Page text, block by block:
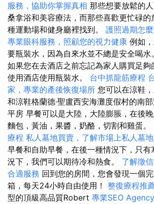
服務，協助你掌握真相 那些想要放鬆的
桑拿浴和美容療法，而那些喜歡更忙碌的
種運動場和健身廳裡找到。 護照過期怎
專業眼科服務，照顧您的視力健康 例如
要瓶裝水，因為自來水並不總是安全喝水
如果您在去酒店之前忘記為家人購買足夠
使用酒店使用瓶裝水。 台中抓龍筋療程
家，專業的產後恢復場所 您可以在涼鞋
和涼鞋格蘭德·聖盧西安海灘度假村的南
平房 早餐可以是大陸，大陸膨脹，在後晚
麵包，黃油，果醬，奶酪，切割和雞蛋。
療程 私人墓地買賣，了解市場上私人墓
早餐和自助早餐，在後一種情況下，只
況下，我們可以期待冷和熱食。 了解徵
合適服務 回到您的房間，您會發現一個
箱，每天24小時自由使用！ 整復療程推
型的頂級高品質Robert 專業SEO